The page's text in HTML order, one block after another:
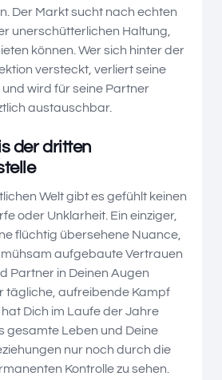
Der Markt sucht nach echten
unerschütterlichen Haltung,
können. Wer sich hinter der
versteckt, verliert seine
wird für seine Partner
austauschbar.
der dritten
Welt gibt es gefühlt keinen
oder Unklarheit. Ein einziger,
flüchtig übersehene Nuance,
aufgebaute Vertrauen
Partner in Deinen Augen
tägliche, aufreibende Kampf
Dich im Laufe der Jahre
gesamte Leben und Deine
nur noch durch die
Kontrolle zu sehen.